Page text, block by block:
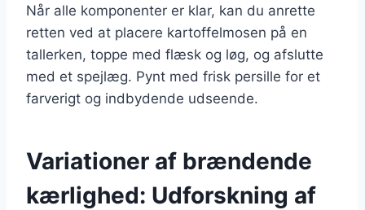
Når alle komponenter er klar, kan du anrette
retten ved at placere kartoffelmosen på en
tallerken, toppe med flæsk og løg, og afslutte
med et spejlæg. Pynt med frisk persille for et
farverigt og indbydende udseende.
Variationer af brændende
kærlighed: Udforskning af